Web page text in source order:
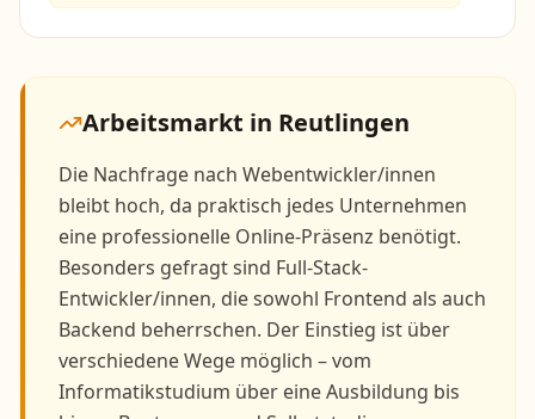
Arbeitsmarkt in Reutlingen
Die Nachfrage nach Webentwickler/innen
bleibt hoch, da praktisch jedes Unternehmen
eine professionelle Online-Präsenz benötigt.
Besonders gefragt sind Full-Stack-
Entwickler/innen, die sowohl Frontend als auch
Backend beherrschen. Der Einstieg ist über
verschiedene Wege möglich – vom
Informatikstudium über eine Ausbildung bis